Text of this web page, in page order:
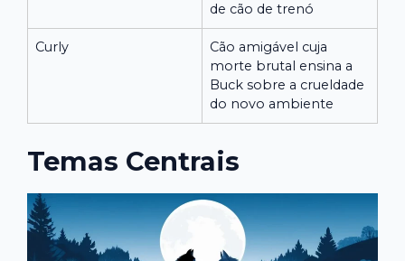
de cão de trenó
Curly
Cão amigável cuja
morte brutal ensina a
Buck sobre a crueldade
do novo ambiente
Temas Centrais